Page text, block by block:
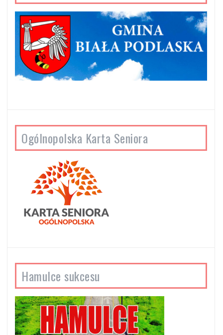
Ogólnopolska Karta Seniora
Hamulce sukcesu